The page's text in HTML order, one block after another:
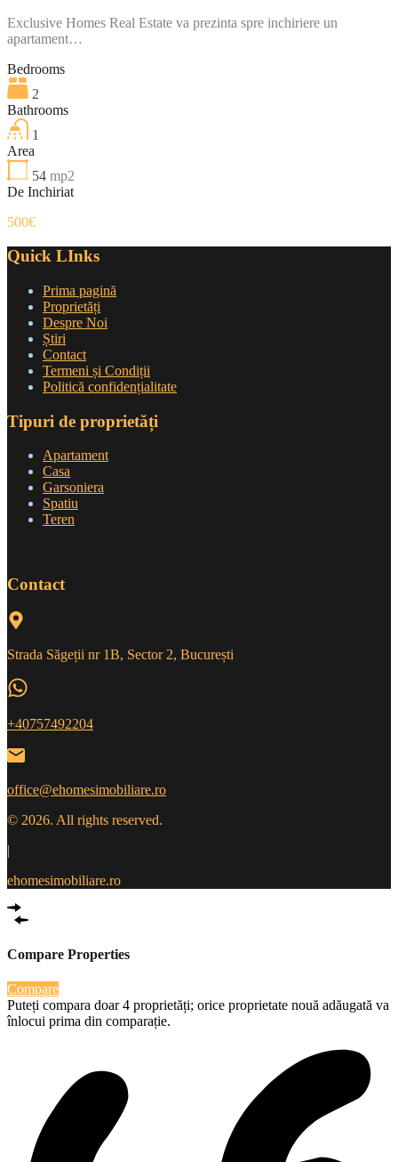
Exclusive Homes Real Estate va prezinta spre inchiriere un
apartament…
Bedrooms
2
Bathrooms
1
Area
54 mp2
De Inchiriat
500€
Quick LInks
Prima pagină
Proprietăți
Despre Noi
Știri
Contact
Termeni și Condiții
Politică confidențialitate
Tipuri de proprietăți
Apartament
Casa
Garsoniera
Spatiu
Teren
Contact
Strada Săgeții nr 1B, Sector 2, București
+40757492204
office@ehomesimobiliare.ro
© 2026. All rights reserved.
|
ehomesimobiliare.ro
Compare Properties
Compare
Puteți compara doar 4 proprietăți; orice proprietate nouă adăugată va
înlocui prima din comparație.